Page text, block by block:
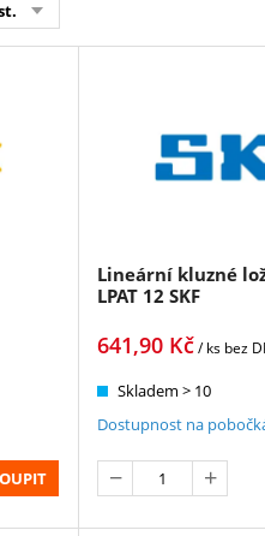
Lineární kluzné
LPAT 12 SKF
641,90 Kč/ ks bez
Skladem > 10
Dostupnost na